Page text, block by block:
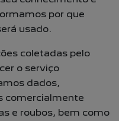
por que
usado.
coletadas pelo
o serviço
dados,
comercialmente
e roubos, bem como